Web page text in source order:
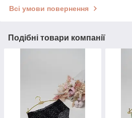
Всі умови повернення
Подібні товари компанії